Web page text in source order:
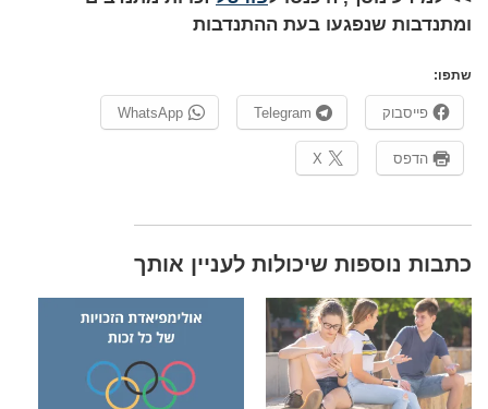
ומתנדבות שנפגעו בעת ההתנדבות
שתפו:
פייסבוק Telegram
WhatsApp
הדפס X
​כתבות נוספות שיכולות לעניין אותך